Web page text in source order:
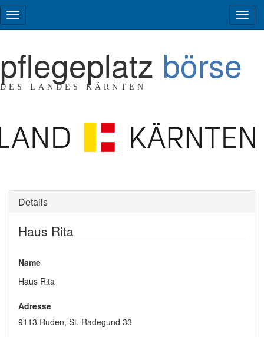
pflegeplatz börse
DES LANDES KÄRNTEN
Details
Haus Rita
Name
Haus Rita
Adresse
9113 Ruden, St. Radegund 33